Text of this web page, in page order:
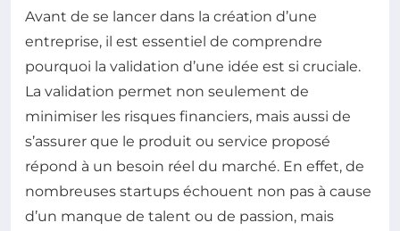
Avant de se lancer dans la création d’une
entreprise, il est essentiel de comprendre
pourquoi la validation d’une idée est si cruciale.
La validation permet non seulement de
minimiser les risques financiers, mais aussi de
s’assurer que le produit ou service proposé
répond à un besoin réel du marché. En effet, de
nombreuses startups échouent non pas à cause
d’un manque de talent ou de passion, mais